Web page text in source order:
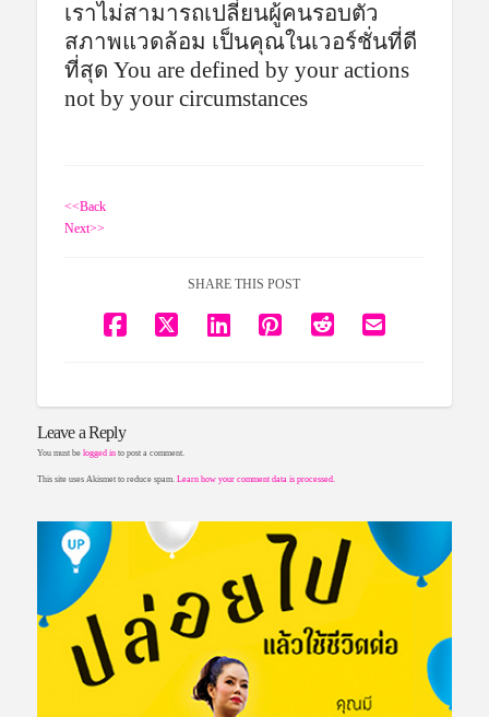
เราไม่สามารถเปลี่ยนผู้คนรอบตัว
สภาพแวดล้อม เป็นคุณในเวอร์ชั่นที่ดี
ที่สุด You are defined by your actions
not by your circumstances
<<Back
Next>>
SHARE THIS POST
Leave a Reply
You must be logged into post a comment.
This site uses Akismet to reduce spam. Learn how your comment data is processed.